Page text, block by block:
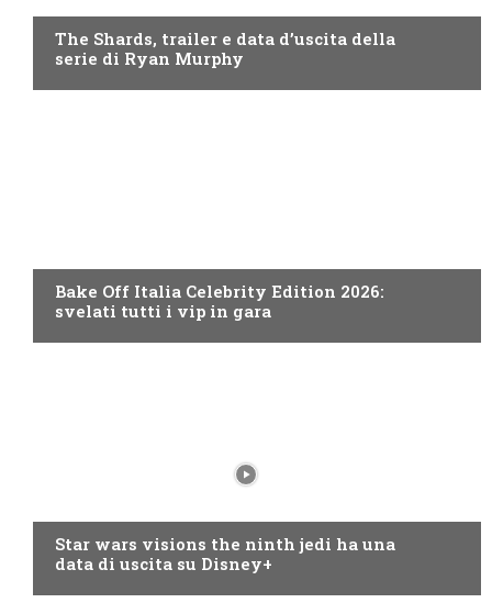
The Shards, trailer e data d’uscita della
serie di Ryan Murphy
Bake Off Italia Celebrity Edition 2026:
svelati tutti i vip in gara
Star wars visions the ninth jedi ha una
data di uscita su Disney+